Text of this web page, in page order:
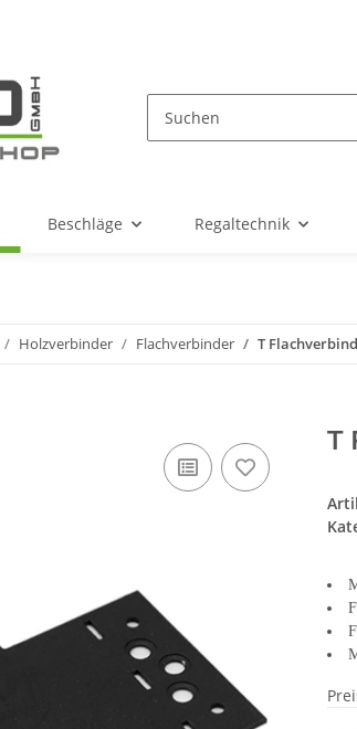
Beschläge Regaltechnik
Holzverbinder Flachverbinder T
T